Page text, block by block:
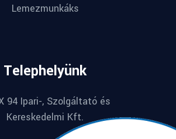
Lemezmunkáks
Telephelyünk
94 Ipari-, Szolgáltató és
Kereskedelmi Kft.